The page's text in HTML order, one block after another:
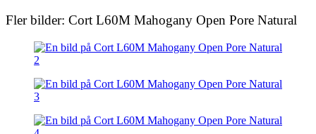
Fler bilder: Cort L60M Mahogany Open Pore Natural